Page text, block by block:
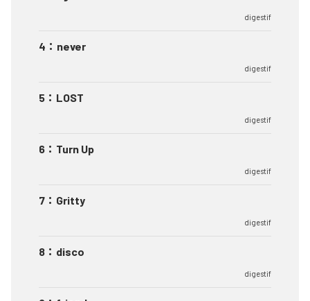
digestif
4 ： never
digestif
5 ： LOST
digestif
6 ： Turn Up
digestif
7 ： Gritty
digestif
8 ： disco
digestif